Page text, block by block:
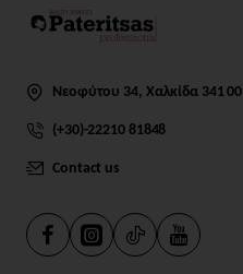
Νεοφύτου 34, Χαλκίδα 341 00
(+30)-22210 81848
Contact us